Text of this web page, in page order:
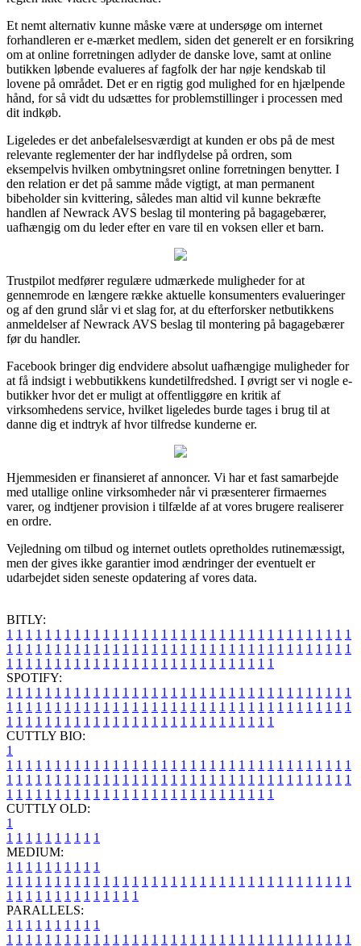
Et nemt alternativ kunne måske være at undersøge om internet
forhandleren er e-mærket medlem, siden det generelt er en forsikring
om at online forretningen adlyder de danske love, samt at online
butikken løbende evalueres af fagfolk der har nøje kendskab til
lovene på området. Det er en rigtig god mulighed for en hjælpende
hånd, for så vidt du udsættes for problemstillinger i processen med
dit indkøb.
Ligeledes er det anbefalelsesværdigt at kunden er obs på de mest
relevante reglementer der har indflydelse på ordren, som
eksempelvis hvilken ombytningsret online forretningen benytter. I
den relation er det på samme måde vigtigt, at man permanent
bibeholder sin kvittering, således man altid vil kunne bekræfte
handlen af Newrack AVS beslag til montering på bagagebærer,
uafhængig om du leder efter en vare til en voksen eller et barn.
Trustpilot medfører regulære udmærkede muligheder for at
gennemrode en længere række aktuelle konsumenters evalueringer
og af den grund slår vi et slag for, at du efterforsker netbutikkens
anmeldelser af Newrack AVS beslag til montering på bagagebærer
før du handler.
Facebook bringer dig endvidere absolut uafhængige muligheder for
at få indsigt i webbutikkens kundetilfredshed. I øvrigt ser vi nogle e-
butikker hvor det er muligt at offentliggøre en kritik af
virksomhedens service, hvilket ligeledes burde tages i brug til at
danne dig et indtryk af hvor tilfredse kunderne er.
Hjemmesiden er finansieret af annoncer. Vi har et fast samarbejde
med utallige online virksomheder når vi præsenterer firmaernes
varer, og indtjener provision i tilfælde af at vores brugere realiserer
en ordre.
Vejledning om tilbud og internet outlets opretholdes rutinemæssigt,
men der gives ikke garantier imod ændringer der eventuelt er
udarbejdet siden seneste opdatering af vores data.
BITLY:
1 1 1 1 1 1 1 1 1 1 1 1 1 1 1 1 1 1 1 1 1 1 1 1 1 1 1 1 1 1 1 1 1 1 1 1
1 1 1 1 1 1 1 1 1 1 1 1 1 1 1 1 1 1 1 1 1 1 1 1 1 1 1 1 1 1 1 1 1 1 1 1
1 1 1 1 1 1 1 1 1 1 1 1 1 1 1 1 1 1 1 1 1 1 1 1 1 1 1 1
SPOTIFY:
1 1 1 1 1 1 1 1 1 1 1 1 1 1 1 1 1 1 1 1 1 1 1 1 1 1 1 1 1 1 1 1 1 1 1 1
1 1 1 1 1 1 1 1 1 1 1 1 1 1 1 1 1 1 1 1 1 1 1 1 1 1 1 1 1 1 1 1 1 1 1 1
1 1 1 1 1 1 1 1 1 1 1 1 1 1 1 1 1 1 1 1 1 1 1 1 1 1 1 1
CUTTLY BIO:
1
1 1 1 1 1 1 1 1 1 1 1 1 1 1 1 1 1 1 1 1 1 1 1 1 1 1 1 1 1 1 1 1 1 1 1 1
1 1 1 1 1 1 1 1 1 1 1 1 1 1 1 1 1 1 1 1 1 1 1 1 1 1 1 1 1 1 1 1 1 1 1 1
1 1 1 1 1 1 1 1 1 1 1 1 1 1 1 1 1 1 1 1 1 1 1 1 1 1 1 1
CUTTLY OLD:
1
1 1 1 1 1 1 1 1 1 1
MEDIUM:
1 1 1 1 1 1 1 1 1 1
1 1 1 1 1 1 1 1 1 1 1 1 1 1 1 1 1 1 1 1 1 1 1 1 1 1 1 1 1 1 1 1 1 1 1 1
1 1 1 1 1 1 1 1 1 1 1 1 1 1
PARALLELS:
1 1 1 1 1 1 1 1 1 1
1 1 1 1 1 1 1 1 1 1 1 1 1 1 1 1 1 1 1 1 1 1 1 1 1 1 1 1 1 1 1 1 1 1 1 1